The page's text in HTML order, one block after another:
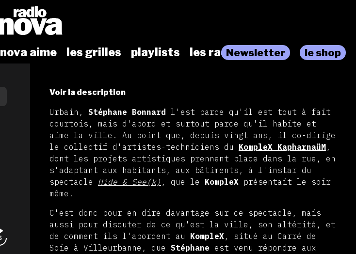
nova aime les grilles playlists les radiosNewsletter le shop
Voir la description
Urbain, Stéphane Bonnard
l'est parce qu'il est tout à fait
courtois, mais d'abord et surtout parce qu'il habite et
aime la ville. Au point que, depuis vingt ans, il co-dirige
le collectif d'artistes-techniciens du KompleX KapharnaüM ,
dont les projets artistiques prennent place dans la rue, en
s'adaptant aux habitants, aux bâtiments, à l'instar du
spectacle Hide & See(k) , que le KompleX présentait le soir-
même.
C'est donc pour en dire davantage sur ce spectacle, mais
aussi pour discuter de ce qu'est la ville, son altérité, et
de comment ils l'abordent au KompleX , situé au Carré de
Soie à Villeurbanne, que Stéphane est venu répondre aux